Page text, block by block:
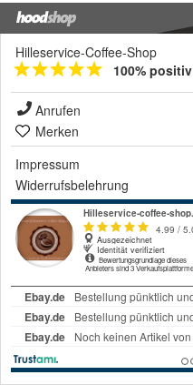
Hilleservice-Coffee-Shop
100% positiv
Anrufen
Merken
Impressum
Widerrufsbelehrung